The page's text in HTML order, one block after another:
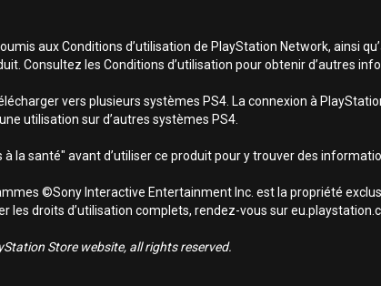
aux Conditions d’utilisation de PlayStation Network, ainsi
Consultez les Conditions d’utilisation pour obtenir d’autres
vers plusieurs systèmes PS4. La connexion à
utilisation sur d’autres systèmes PS4.
la santé" avant d’utiliser ce produit pour y trouver des
©Sony Interactive Entertainment Inc. est la propriété
les droits d’utilisation complets, rendez-vous sur
Store website, all rights reserved.